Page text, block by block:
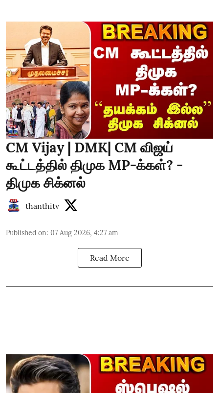
CM Vijay | DMK| CM விஜய்
கூட்டத்தில் திமுக MP-க்கள்? -
திமுக சிக்னல்
thanthitv
Published on: 07 Aug 2026, 4:27 am
Read More